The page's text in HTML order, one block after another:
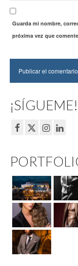
Guarda mi nombre,
próxima vez que
¡SÍGUEME!